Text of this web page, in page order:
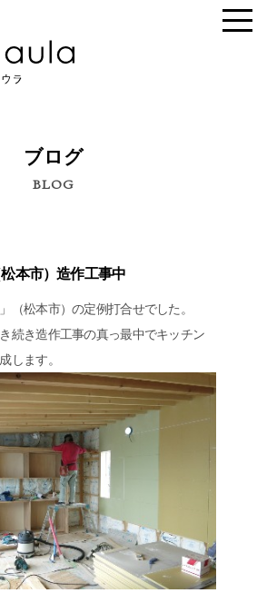
ブログ
BLOG
松本市）造作工事中
（松本市）の定例打合せでした。
続き造作工事の真っ最中でキッチン
します。